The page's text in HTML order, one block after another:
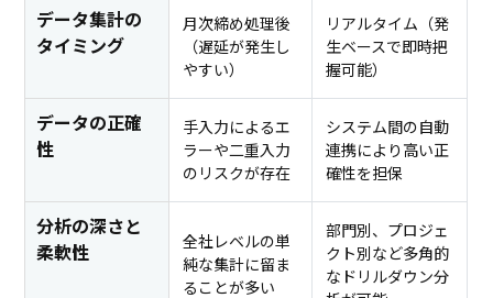
データ集計の
タイミング
月次締め処理後
（遅延が発生し
やすい）
リアルタイム（発
生ベースで即時把
握可能）
データの正確
性
手入力によるエ
ラーや二重入力
のリスクが存在
システム間の自動
連携により高い正
確性を担保
分析の深さと
柔軟性
全社レベルの単
純な集計に留ま
ることが多い
部門別、プロジェ
クト別など多角的
なドリルダウン分